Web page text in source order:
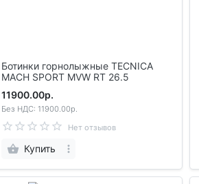
Ботинки горнолыжные TECNICA
MACH SPORT MVW RT 26.5
11900.00р.
Без НДС: 11900.00р.
Нет отзывов
Купить